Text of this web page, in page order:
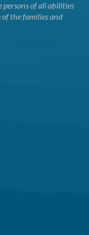
persons of all abilities
the families and